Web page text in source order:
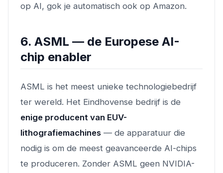
op AI, gok je automatisch ook op Amazon.
6. ASML — de Europese AI-
chip enabler
ASML is het meest unieke technologiebedrijf
ter wereld. Het Eindhovense bedrijf is de
enige producent van EUV-
lithografiemachines — de apparatuur die
nodig is om de meest geavanceerde AI-chips
te produceren. Zonder ASML geen NVIDIA-